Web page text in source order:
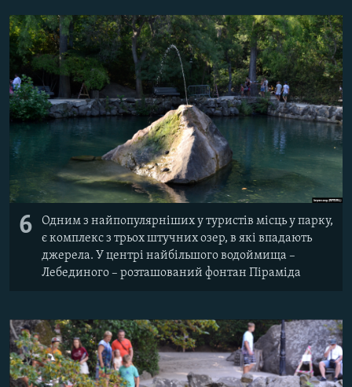
6
Одним з найпопулярніших у туристів місць у парку,
є комплекс з трьох штучних озер, в які впадають
джерела. У центрі найбільшого водоймища –
Лебединого – розташований фонтан Піраміда